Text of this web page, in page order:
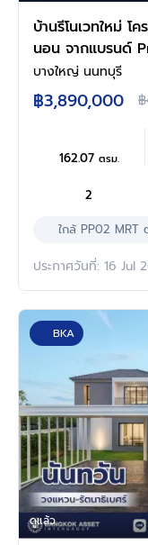
บ้านรีโนเวทใหม่ โ
นอน จากแบรนด์
ตร.ว. พื้นที่ใช้สอย
นอน 2 ห้องน้ำ 2
ครัน บนทำเลเชื่อ
"ศรีรัช" เซ็นทรัลเ
"สถานีตลาดบางให
บางใหญ่ นนทบุรี
฿3,890,000
162.07 ตรม.
2
ใกล้ PP02 MRT
ประกาศวันที่: 16 Jul
BKA
ดูแล้ว